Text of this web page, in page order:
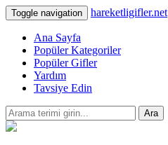
Toggle navigation hareketligifler.net
Ana Sayfa
Popüler Kategoriler
Popüler Gifler
Yardım
Tavsiye Edin
Ara